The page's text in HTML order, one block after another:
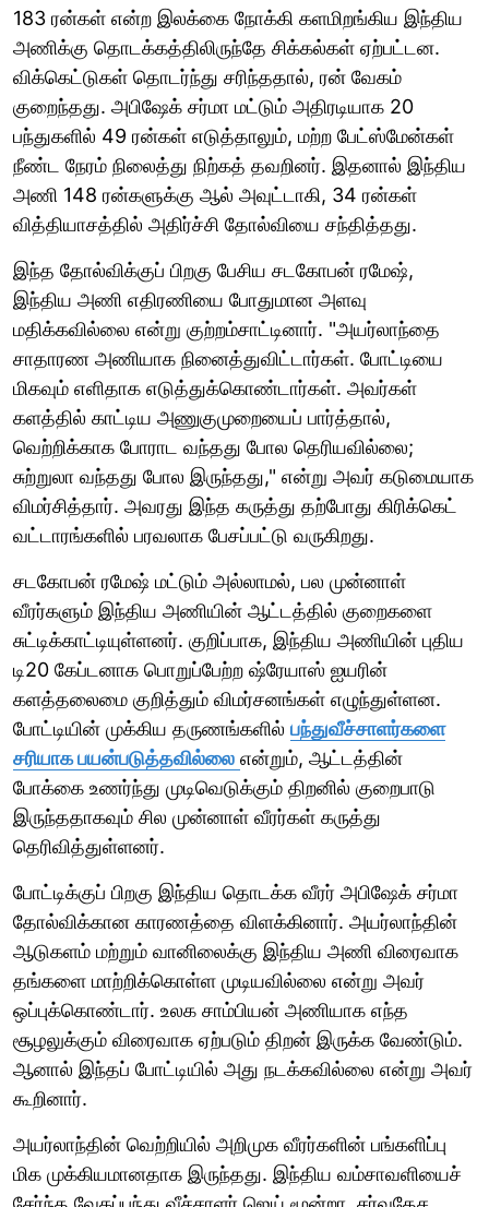
183 ரன்கள் என்ற இலக்கை நோக்கி களமிறங்கிய இந்திய
அணிக்கு தொடக்கத்திலிருந்தே சிக்கல்கள் ஏற்பட்டன.
விக்கெட்டுகள் தொடர்ந்து சரிந்ததால், ரன் வேகம்
குறைந்தது. அபிஷேக் சர்மா மட்டும் அதிரடியாக 20
பந்துகளில் 49 ரன்கள் எடுத்தாலும், மற்ற பேட்ஸ்மேன்கள்
நீண்ட நேரம் நிலைத்து நிற்கத் தவறினர். இதனால் இந்திய
அணி 148 ரன்களுக்கு ஆல் அவுட்டாகி, 34 ரன்கள்
வித்தியாசத்தில் அதிர்ச்சி தோல்வியை சந்தித்தது.
இந்த தோல்விக்குப் பிறகு பேசிய சடகோபன் ரமேஷ்,
இந்திய அணி எதிரணியை போதுமான அளவு
மதிக்கவில்லை என்று குற்றம்சாட்டினார். "அயர்லாந்தை
சாதாரண அணியாக நினைத்துவிட்டார்கள். போட்டியை
மிகவும் எளிதாக எடுத்துக்கொண்டார்கள். அவர்கள்
களத்தில் காட்டிய அணுகுமுறையைப் பார்த்தால்,
வெற்றிக்காக போராட வந்தது போல தெரியவில்லை;
சுற்றுலா வந்தது போல இருந்தது," என்று அவர் கடுமையாக
விமர்சித்தார். அவரது இந்த கருத்து தற்போது கிரிக்கெட்
வட்டாரங்களில் பரவலாக பேசப்பட்டு வருகிறது.
சடகோபன் ரமேஷ் மட்டும் அல்லாமல், பல முன்னாள்
வீரர்களும் இந்திய அணியின் ஆட்டத்தில் குறைகளை
சுட்டிக்காட்டியுள்ளனர். குறிப்பாக, இந்திய அணியின் புதிய
டி20 கேப்டனாக பொறுப்பேற்ற ஷ்ரேயாஸ் ஐயரின்
களத்தலைமை குறித்தும் விமர்சனங்கள் எழுந்துள்ளன.
போட்டியின் முக்கிய தருணங்களில் பந்துவீச்சாளர்களை
சரியாக பயன்படுத்தவில்லை என்றும், ஆட்டத்தின்
போக்கை உணர்ந்து முடிவெடுக்கும் திறனில் குறைபாடு
இருந்ததாகவும் சில முன்னாள் வீரர்கள் கருத்து
தெரிவித்துள்ளனர்.
போட்டிக்குப் பிறகு இந்திய தொடக்க வீரர் அபிஷேக் சர்மா
தோல்விக்கான காரணத்தை விளக்கினார். அயர்லாந்தின்
ஆடுகளம் மற்றும் வானிலைக்கு இந்திய அணி விரைவாக
தங்களை மாற்றிக்கொள்ள முடியவில்லை என்று அவர்
ஒப்புக்கொண்டார். உலக சாம்பியன் அணியாக எந்த
சூழலுக்கும் விரைவாக ஏற்படும் திறன் இருக்க வேண்டும்.
ஆனால் இந்தப் போட்டியில் அது நடக்கவில்லை என்று அவர்
கூறினார்.
அயர்லாந்தின் வெற்றியில் அறிமுக வீரர்களின் பங்களிப்பு
மிக முக்கியமானதாக இருந்தது. இந்திய வம்சாவளியைச்